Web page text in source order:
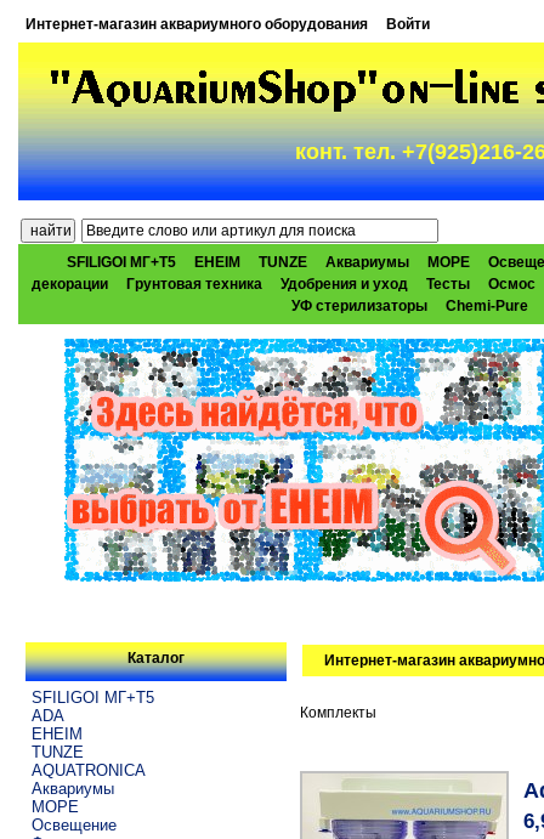
Интернет-магазин аквариумного оборудования Войти
конт. тел. +7(925)216-
SFILIGOI МГ+Т5 EHEIM TUNZE Аквариумы МОРЕ
декорации
Грунтовая техника Удобрения и уход Тесты
Осмос
УФ стерилизаторы
Chemi-Pure
Каталог
SFILIGOI МГ+Т5
ADA
EHEIM
TUNZE
AQUATRONICA
Аквариумы
МОРЕ
Освещение
Интернет-магазин
Комплекты